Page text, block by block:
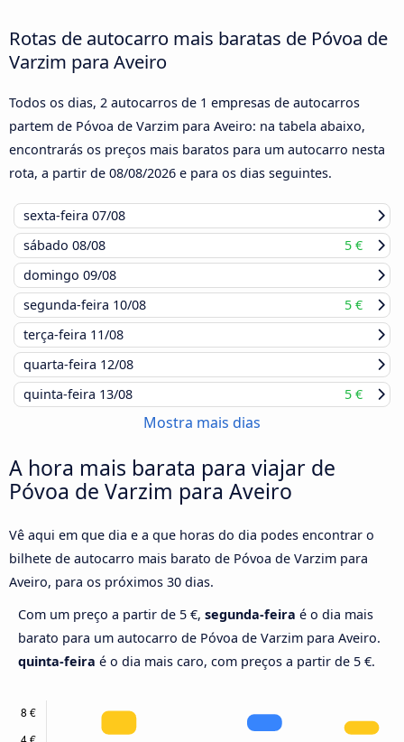
Rotas de autocarro mais baratas de Póvoa de
Varzim para Aveiro
Todos os dias, 2 autocarros de 1 empresas de autocarros
partem de Póvoa de Varzim para Aveiro: na tabela abaixo,
encontrarás os preços mais baratos para um autocarro nesta
rota, a partir de 08/08/2026 e para os dias seguintes.
sexta-feira 07/08
sábado 08/08
5 €
domingo 09/08
segunda-feira 10/08
5 €
terça-feira 11/08
quarta-feira 12/08
quinta-feira 13/08 5 €
Mostra mais dias
A hora mais barata para viajar de
Póvoa de Varzim para Aveiro
Vê aqui em que dia e a que horas do dia podes encontrar o
bilhete de autocarro mais barato de Póvoa de Varzim para
Aveiro, para os próximos 30 dias.
Com um preço a partir de 5 €, segunda-feira é o dia mais
barato para um autocarro de Póvoa de Varzim para Aveiro.
quinta-feira é o dia mais caro, com preços a partir de 5 €.